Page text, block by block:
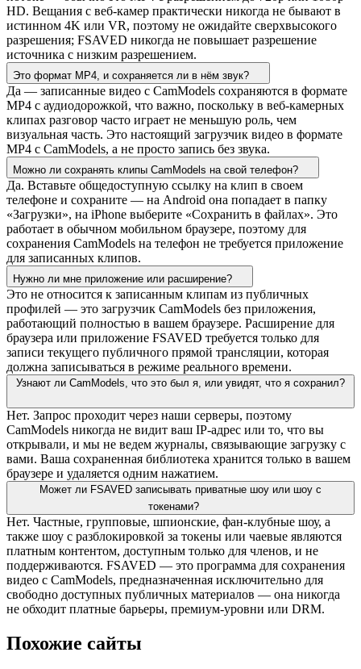
HD. Вещания с веб-камер практически никогда не бывают в
истинном 4K или VR, поэтому не ожидайте сверхвысокого
разрешения; FSAVED никогда не повышает разрешение
источника с низким разрешением.
Это формат MP4, и сохраняется ли в нём звук?
Да — записанные видео с CamModels сохраняются в формате
MP4 с аудиодорожкой, что важно, поскольку в веб-камерных
клипах разговор часто играет не меньшую роль, чем
визуальная часть. Это настоящий загрузчик видео в формате
MP4 с CamModels, а не просто запись без звука.
Можно ли сохранять клипы CamModels на свой телефон?
Да. Вставьте общедоступную ссылку на клип в своем
телефоне и сохраните — на Android она попадает в папку
«Загрузки», на iPhone выберите «Сохранить в файлах». Это
работает в обычном мобильном браузере, поэтому для
сохранения CamModels на телефон не требуется приложение
для записанных клипов.
Нужно ли мне приложение или расширение?
Это не относится к записанным клипам из публичных
профилей — это загрузчик CamModels без приложения,
работающий полностью в вашем браузере. Расширение для
браузера или приложение FSAVED требуется только для
записи текущего публичного прямой трансляции, которая
должна записываться в режиме реального времени.
Узнают ли CamModels, что это был я, или увидят, что я сохранил?
Нет. Запрос проходит через наши серверы, поэтому
CamModels никогда не видит ваш IP-адрес или то, что вы
открывали, и мы не ведем журналы, связывающие загрузку с
вами. Ваша сохраненная библиотека хранится только в вашем
браузере и удаляется одним нажатием.
Может ли FSAVED записывать приватные шоу или шоу с
токенами?
Нет. Частные, групповые, шпионские, фан-клубные шоу, а
также шоу с разблокировкой за токены или чаевые являются
платным контентом, доступным только для членов, и не
поддерживаются. FSAVED — это программа для сохранения
видео с CamModels, предназначенная исключительно для
свободно доступных публичных материалов — она никогда
не обходит платные барьеры, премиум-уровни или DRM.
Похожие сайты